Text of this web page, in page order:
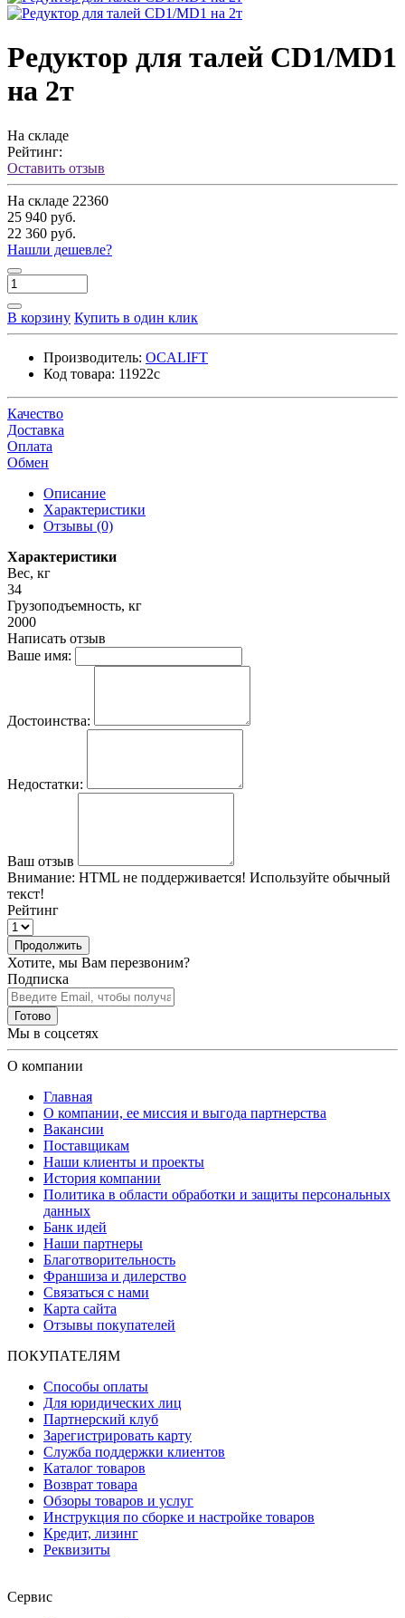
Редуктор для талей CD1/MD1
на 2т
На складе
Рейтинг:
Оставить отзыв
На складе 22360
25 940 руб.
22 360 руб.
Нашли дешевле?
В корзину Купить в один клик
Производитель: OCALIFT
Код товара: 11922c
Качество
Доставка
Оплата
Обмен
Описание
Характеристики
Отзывы (0)
Характеристики
Вес, кг
34
Грузоподъемность, кг
2000
Написать отзыв
Ваше имя:
Достоинства:
Недостатки:
Ваш отзыв
Внимание: HTML не поддерживается! Используйте обычный
текст!
Рейтинг
Продолжить
Хотите, мы Вам перезвоним?
Подписка
Готово
Мы в соцсетях
О компании
Главная
О компании, ее миссия и выгода партнерства
Вакансии
Поставщикам
Наши клиенты и проекты
История компании
Политика в области обработки и защиты персональных
данных
Банк идей
Наши партнеры
Благотворительность
Франшиза и дилерство
Связаться с нами
Карта сайта
Отзывы покупателей
ПОКУПАТЕЛЯМ
Способы оплаты
Для юридических лиц
Партнерский клуб
Зарегистрировать карту
Служба поддержки клиентов
Каталог товаров
Возврат товара
Обзоры товаров и услуг
Инструкция по сборке и настройке товаров
Кредит, лизинг
Реквизиты
Сервис